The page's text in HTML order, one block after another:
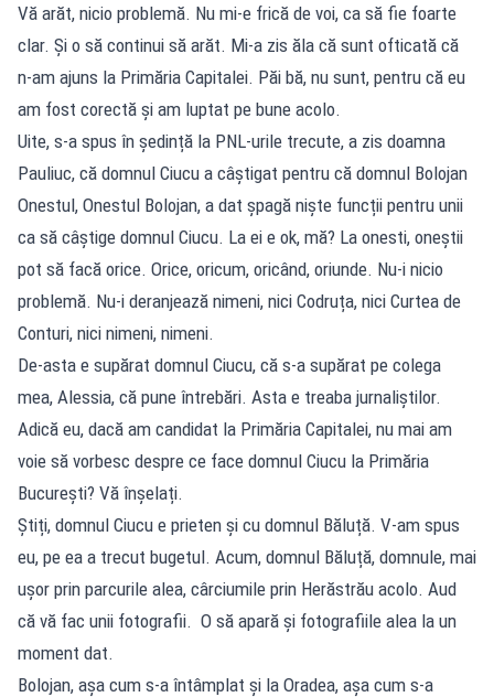
Vă arăt, nicio problemă. Nu mi-e frică de voi, ca să fie foarte
clar. Și o să continui să arăt. Mi-a zis ăla că sunt ofticată că
n-am ajuns la Primăria Capitalei. Păi bă, nu sunt, pentru că eu
am fost corectă și am luptat pe bune acolo.
Uite, s-a spus în ședință la PNL-urile trecute, a zis doamna
Pauliuc, că domnul Ciucu a câștigat pentru că domnul Bolojan
Onestul, Onestul Bolojan, a dat șpagă niște funcții pentru unii
ca să câștige domnul Ciucu. La ei e ok, mă? La onesti, oneștii
pot să facă orice. Orice, oricum, oricând, oriunde. Nu-i nicio
problemă. Nu-i deranjează nimeni, nici Codruța, nici Curtea de
Conturi, nici nimeni, nimeni.
De-asta e supărat domnul Ciucu, că s-a supărat pe colega
mea, Alessia, că pune întrebări. Asta e treaba jurnaliștilor.
Adică eu, dacă am candidat la Primăria Capitalei, nu mai am
voie să vorbesc despre ce face domnul Ciucu la Primăria
București? Vă înșelați.
Știți, domnul Ciucu e prieten și cu domnul Băluță. V-am spus
eu, pe ea a trecut bugetul. Acum, domnul Băluță, domnule, mai
ușor prin parcurile alea, cârciumile prin Herăstrău acolo. Aud
că vă fac unii fotografii. O să apară și fotografiile alea la un
moment dat.
Bolojan, așa cum s-a întâmplat și la Oradea, așa cum s-a